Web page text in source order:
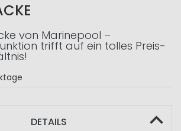
von Marinepool –
trifft auf ein tolles Preis-
DETAILS